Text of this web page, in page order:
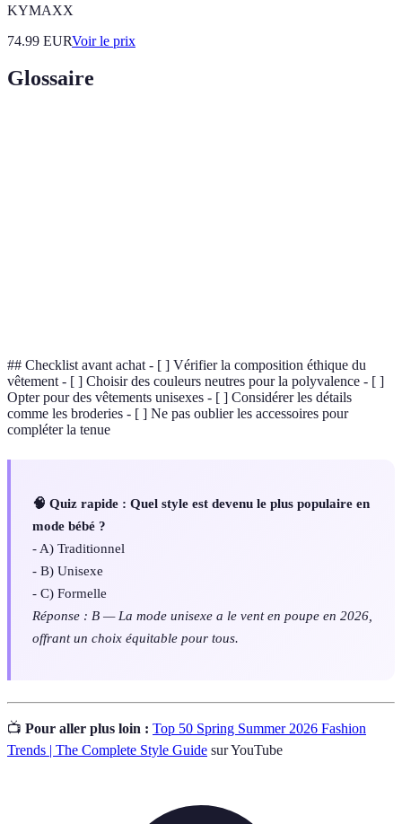
KYMAXX
74.99 EURVoir le prix
Glossaire
## Checklist avant achat - [ ] Vérifier la composition éthique du
vêtement - [ ] Choisir des couleurs neutres pour la polyvalence - [ ]
Opter pour des vêtements unisexes - [ ] Considérer les détails
comme les broderies - [ ] Ne pas oublier les accessoires pour
compléter la tenue
🧠 Quiz rapide : Quel style est devenu le plus populaire en
mode bébé ?
- A) Traditionnel
- B) Unisexe
- C) Formelle
Réponse : B — La mode unisexe a le vent en poupe en 2026,
offrant un choix équitable pour tous.
📺 Pour aller plus loin : Top 50 Spring Summer 2026 Fashion
Trends | The Complete Style Guide sur YouTube